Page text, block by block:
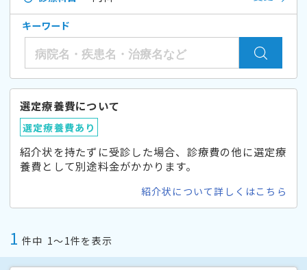
キーワード
選定療養費について
選定療養費あり
紹介状を持たずに受診した場合、診療費の他に選定療
養費として別途料金がかかります。
紹介状について詳しくはこちら
1 件中 1〜1件を表示